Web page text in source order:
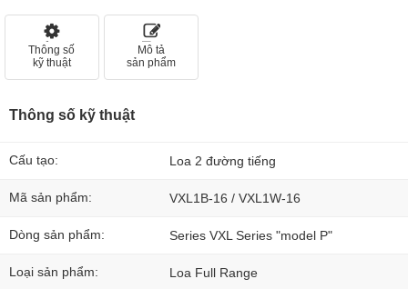
Thông số
kỹ thuật
Mô tả
sản phẩm
Thông số kỹ thuật
Cấu tạo: Loa 2 đường tiếng
Mã sản phẩm: VXL1B-16 / VXL1W-16
Dòng sản phẩm: Series VXL Series "model P"
Loại sản phẩm: Loa Full Range